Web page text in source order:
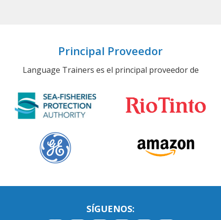
Principal Proveedor
Language Trainers es el principal proveedor de
SÍGUENOS: